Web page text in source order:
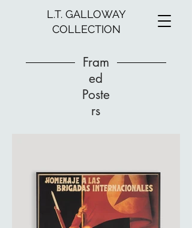
L.T. GALLOWAY
COLLECTION
Fram
ed
Poste
rs